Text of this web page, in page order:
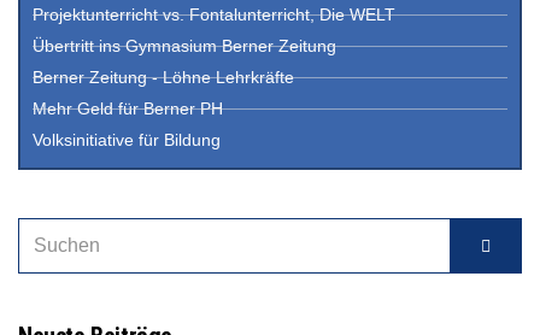
Projektunterricht vs. Fontalunterricht, Die WELT
Übertritt ins Gymnasium Berner Zeitung
Berner Zeitung - Löhne Lehrkräfte
Mehr Geld für Berner PH
Volksinitiative für Bildung